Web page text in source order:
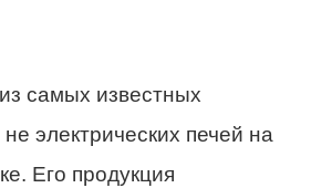
самых известных
электрических печей на
Его продукция